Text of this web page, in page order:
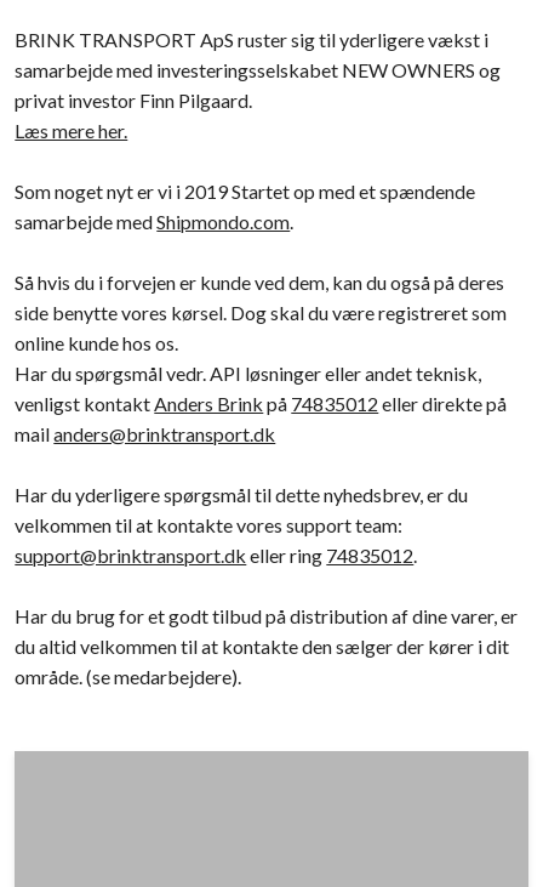
BRINK TRANSPORT ApS ruster sig til yderligere vækst i
samarbejde med investeringsselskabet NEW OWNERS og
privat investor Finn Pilgaard.
Læs mere her.
Som noget nyt er vi i 2019 Startet op med et spændende
samarbejde medShipmondo.com
Så hvis du i forvejen er kunde ved dem, kan du også på deres
side benytte vores kørsel. Dog skal du være registreret som
online kunde hos os.
Har du spørgsmål vedr. API løsninger eller andet teknisk,
venligst kontakt Anders Brink på 74835012 eller direkte på
mailanders@brinktransport.dk
​​​​Har du yderligere spørgsmål til dette nyhedsbrev, er du
velkommen til at kontakte vores support team:
support@brinktransport.dk eller ring 74835012
Har du brug for et godt tilbud på distribution af dine varer, er
du altid velkommen til at kontakte den sælger der kører i dit
område. (se medarbejdere).​